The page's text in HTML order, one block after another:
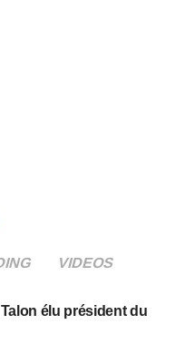
VIDEOS
élu président du